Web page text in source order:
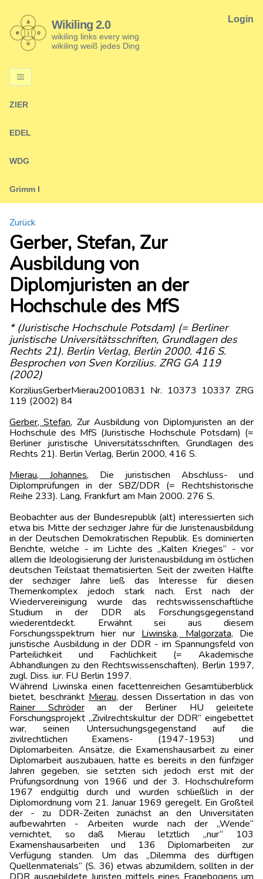
Wikiling 2.0
wikiling links every wing
wikiling weiß jedes Ding
Login
ZIER
EDEL
WDG
Grimm I
Zurück
Gerber, Stefan, Zur
Ausbildung von
Diplomjuristen an der
Hochschule des MfS
* (Juristische Hochschule Potsdam) (= Berliner
juristische Universitätsschriften, Grundlagen des
Rechts 21). Berlin Verlag, Berlin 2000. 416 S.
Besprochen von Sven Korzilius. ZRG GA 119
(2002)
KorziliusGerberMierau20010831 Nr. 10373 10337 ZRG
119 (2002) 84
Gerber, Stefan, Zur Ausbildung von Diplomjuristen an der
Hochschule des MfS (Juristische Hochschule Potsdam) (=
Berliner juristische Universitätsschriften, Grundlagen des
Rechts 21). Berlin Verlag, Berlin 2000, 416 S.
Mierau, Johannes, Die juristischen Abschluss- und
Diplomprüfungen in der SBZ/DDR (= Rechtshistorische
Reihe 233). Lang, Frankfurt am Main 2000. 276 S.
Beobachter aus der Bundesrepublik (alt) interessierten sich
etwa bis Mitte der sechziger Jahre für die Juristenausbildung
in der Deutschen Demokratischen Republik. Es dominierten
Berichte, welche - im Lichte des „Kalten Krieges“ - vor
allem die Ideologisierung der Juristenausbildung im östlichen
deutschen Teilstaat thematisierten. Seit der zweiten Hälfte
der sechziger Jahre ließ das Interesse für diesen
Themenkomplex jedoch stark nach. Erst nach der
Wiedervereinigung wurde das rechtswissenschaftliche
Studium in der DDR als Forschungsgegenstand
wiederentdeckt. Erwähnt sei aus diesem
Forschungsspektrum hier nur Liwinska, Malgorzata, Die
juristische Ausbildung in der DDR - im Spannungsfeld von
Parteilichkeit und Fachlichkeit (= Akademische
Abhandlungen zu den Rechtswissenschaften), Berlin 1997,
zugl. Diss. iur. FU Berlin 1997.
Während Liwinska einen facettenreichen Gesamtüberblick
bietet, beschränkt Mierau, dessen Dissertation in das von
Rainer Schröderan der Berliner HU geleitete
Forschungsprojekt „Zivilrechtskultur der DDR“ eingebettet
war, seinen Untersuchungsgegenstand auf die
zivilrechtlichen Examens- (1947-1953) und
Diplomarbeiten. Ansätze, die Examenshausarbeit zu einer
Diplomarbeit auszubauen, hatte es bereits in den fünfziger
Jahren gegeben, sie setzten sich jedoch erst mit der
Prüfungsordnung von 1966 und der 3. Hochschulreform
1967 endgültig durch und wurden schließlich in der
Diplomordnung vom 21. Januar 1969 geregelt. Ein Großteil
der - zu DDR-Zeiten zunächst an den Universitäten
aufbewahrten - Arbeiten wurde nach der „Wende“
vernichtet, so daß Mierau letztlich „nur“ 103
Examenshausarbeiten und 136 Diplomarbeiten zur
Verfügung standen. Um das „Dilemma des dürftigen
Quellenmaterials“ (S. 36) etwas abzumildern, sollten in der